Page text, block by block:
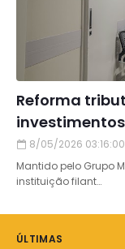
Reforma
investimentos
8/05/2026 03:16:00
Mantido pelo Grupo
instituição filant…
ÚLTIMAS